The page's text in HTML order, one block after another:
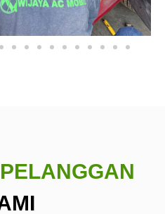
PELANGGAN